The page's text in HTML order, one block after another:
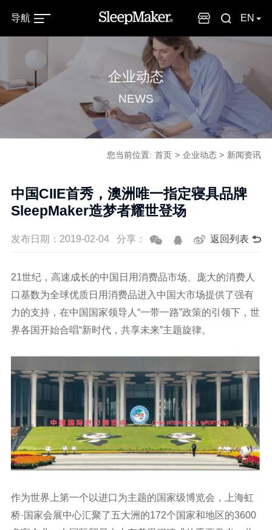
导航 EN
企业动态
NEWS
您当前位置: 首页 企业动态 新闻资讯
中国CIIE首秀，澳洲唯一指定寝具品牌
SleepMaker造梦者耀世登场
发布日期：2019-02-04 分享： 返回列表
21世纪，高速成长的中国日用消费品市场、庞大的消费人
口基数为全球优质日用消费品进入中国大市场提供了强有
力的支持，在中国国家领导人“一带一路”政策的引领下，世
界各国开始合唱“新时代，共享未来”主题旋律。
作为世界上第一个以进口为主题的国家级博览会，上海虹
桥·国家会展中心汇聚了五大洲的172个国家和地区的3600